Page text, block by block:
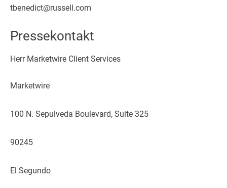
tbenedict@russell.com
Pressekontakt
Herr Marketwire Client Services
Marketwire
100 N. Sepulveda Boulevard, Suite 325
90245
El Segundo